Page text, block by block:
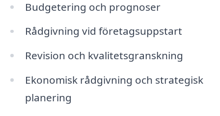
Budgetering och prognoser
Rådgivning vid företagsuppstart
Revision och kvalitetsgranskning
Ekonomisk rådgivning och strategisk
planering